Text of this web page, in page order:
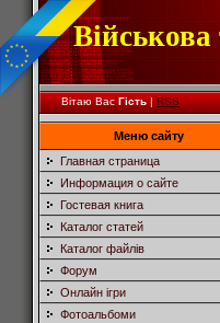
Військова
Вітаю Вас Гість|RSS
Меню сайту
Главная страница
Информация о сайте
Гостевая книга
Каталог статей
Каталог файлів
Форум
Онлайн ігри
Фотоальбоми